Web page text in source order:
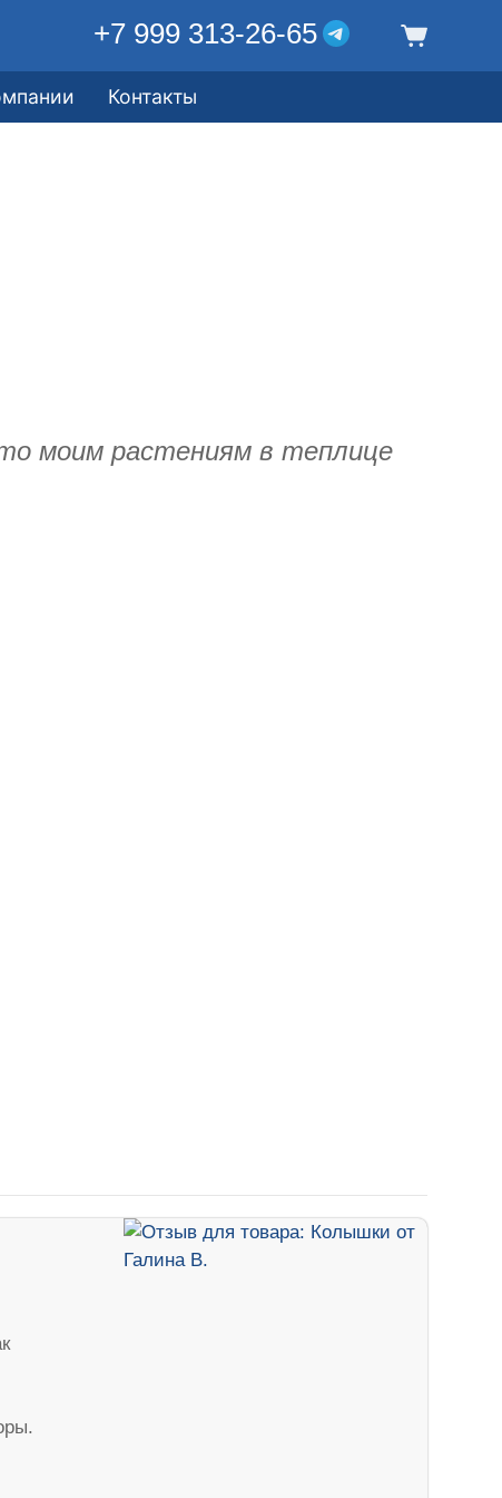
+7 999 313-26-65
Контакты
моим растениям в теплице